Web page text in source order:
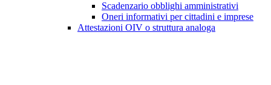
Scadenzario obblighi amministrativi
Oneri informativi per cittadini e imprese
Attestazioni OIV o struttura analoga